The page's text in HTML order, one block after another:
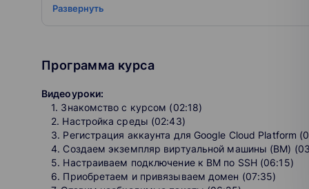
образования с 2012 года. Преподаватели и
как Mojang, Avito и других. Образовательные
Обучение программированию с нуля онлайн с
обучает: web разработке, php, javascript, seo,
Развернуть
Программа курса
Видеоуроки:
1. Знакомство с курсом (02:18)
2. Настройка среды (02:43)
3. Регистрация аккаунта для Google Cloud Platform
4. Создаем экземпляр виртуальной машины (ВМ)
5. Настраиваем подключение к ВМ по SSH (06:15)
6. Приобретаем и привязываем домен (07:35)